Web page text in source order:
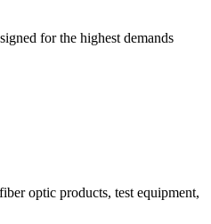
for the highest demands
optic products, test equipment,